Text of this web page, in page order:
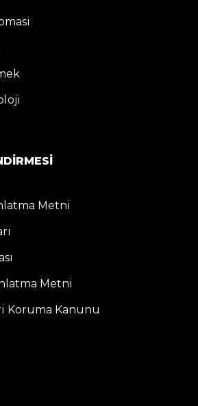
Metni
Metni
Koruma Kanunu